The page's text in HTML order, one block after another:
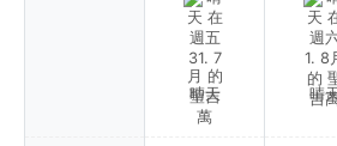
晴天 晴